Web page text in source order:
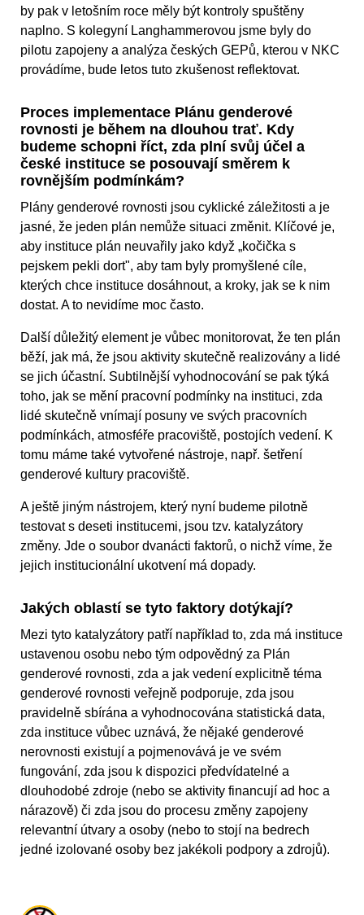
by pak v letošním roce měly být kontroly spuštěny
naplno. S kolegyní Langhammerovou jsme byly do
pilotu zapojeny a analýza českých GEPů, kterou v NKC
provádíme, bude letos tuto zkušenost reflektovat.
Proces implementace Plánu genderové
rovnosti je během na dlouhou trať. Kdy
budeme schopni říct, zda plní svůj účel a
české instituce se posouvají směrem k
rovnějším podmínkám?
Plány genderové rovnosti jsou cyklické záležitosti a je
jasné, že jeden plán nemůže situaci změnit. Klíčové je,
aby instituce plán neuvařily jako když „kočička s
pejskem pekli dort", aby tam byly promyšlené cíle,
kterých chce instituce dosáhnout, a kroky, jak se k nim
dostat. A to nevidíme moc často.
Další důležitý element je vůbec monitorovat, že ten plán
běží, jak má, že jsou aktivity skutečně realizovány a lidé
se jich účastní. Subtilnější vyhodnocování se pak týká
toho, jak se mění pracovní podmínky na instituci, zda
lidé skutečně vnímají posuny ve svých pracovních
podmínkách, atmosféře pracoviště, postojích vedení. K
tomu máme také vytvořené nástroje, např. šetření
genderové kultury pracoviště.
A ještě jiným nástrojem, který nyní budeme pilotně
testovat s deseti institucemi, jsou tzv. katalyzátory
změny. Jde o soubor dvanácti faktorů, o nichž víme, že
jejich institucionální ukotvení má dopady.
Jakých oblastí se tyto faktory dotýkají?
Mezi tyto katalyzátory patří například to, zda má instituce
ustavenou osobu nebo tým odpovědný za Plán
genderové rovnosti, zda a jak vedení explicitně téma
genderové rovnosti veřejně podporuje, zda jsou
pravidelně sbírána a vyhodnocována statistická data,
zda instituce vůbec uznává, že nějaké genderové
nerovnosti existují a pojmenovává je ve svém
fungování, zda jsou k dispozici předvídatelné a
dlouhodobé zdroje (nebo se aktivity financují ad hoc a
nárazově) či zda jsou do procesu změny zapojeny
relevantní útvary a osoby (nebo to stojí na bedrech
jedné izolované osoby bez jakékoli podpory a zdrojů).